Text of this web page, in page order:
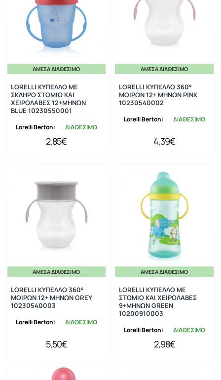
ΆΜΕΣΑ ΔΙΑΘΈΣΙΜΟ
Lorelli Bertoni ΔΙΑΘΕΣΙΜΟ
LORELLI ΚΥΠΕΛΛΟ ΜΕ
ΣΚΛΗΡΟ ΣΤΟΜΙΟ ΚΑΙ
ΧΕΙΡΟΛΑΒΕΣ 12+ΜΗΝΩΝ
BLUE 10230550001
2,85€
ΆΜΕΣΑ ΔΙΑΘΈΣΙΜΟ
Lorelli Bertoni ΔΙΑΘΕΣΙΜΟ
LORELLI ΚΥΠΕΛΛΟ 360°
ΜΟΙΡΩΝ 12+ ΜΗΝΩΝ PINK
10230540002
4,39€
ΆΜΕΣΑ ΔΙΑΘΈΣΙΜΟ
Lorelli Bertoni ΔΙΑΘΕΣΙΜΟ
LORELLI ΚΥΠΕΛΛΟ 360°
ΜΟΙΡΩΝ 12+ ΜΗΝΩΝ GREY
10230540003
5,50€
ΆΜΕΣΑ ΔΙΑΘΈΣΙΜΟ
Lorelli Bertoni ΔΙΑΘΕΣΙΜΟ
LORELLI ΚΥΠΕΛΛΟ ΜΕ
ΣΤΟΜΙΟ ΚΑΙ ΧΕΙΡΟΛΑΒΕΣ
9+ΜΗΝΩΝ GREEN
10200910003
2,98€